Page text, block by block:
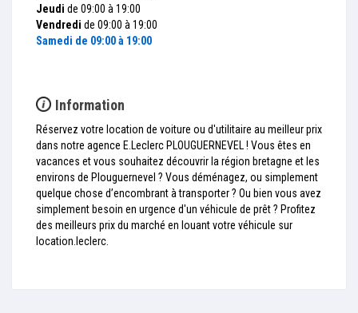
Jeudi de 09:00 à 19:00
Vendredi de 09:00 à 19:00
Samedi de 09:00 à 19:00
Information
Réservez votre location de voiture ou d'utilitaire au meilleur prix
dans notre agence E.Leclerc PLOUGUERNEVEL ! Vous êtes en
vacances et vous souhaitez découvrir la région bretagne et les
environs de Plouguernevel ? Vous déménagez, ou simplement
quelque chose d’encombrant à transporter ? Ou bien vous avez
simplement besoin en urgence d'un véhicule de prêt ? Profitez
des meilleurs prix du marché en louant votre véhicule sur
location.leclerc.